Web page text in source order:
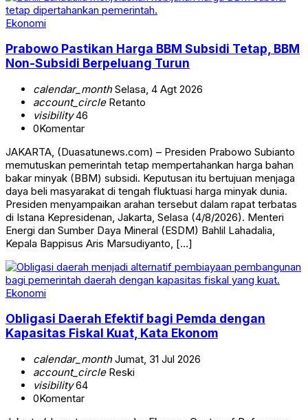
Ekonomi
Prabowo Pastikan Harga BBM Subsidi Tetap, BBM
Non-Subsidi Berpeluang Turun
calendar_monthSelasa, 4 Agt 2026
account_circleRetanto
visibility46
0Komentar
JAKARTA, (Duasatunews.com) – Presiden Prabowo Subianto
memutuskan pemerintah tetap mempertahankan harga bahan
bakar minyak (BBM) subsidi. Keputusan itu bertujuan menjaga
daya beli masyarakat di tengah fluktuasi harga minyak dunia.
Presiden menyampaikan arahan tersebut dalam rapat terbatas
di Istana Kepresidenan, Jakarta, Selasa (4/8/2026). Menteri
Energi dan Sumber Daya Mineral (ESDM) Bahlil Lahadalia,
Kepala Bappisus Aris Marsudiyanto, […]
Ekonomi
Obligasi Daerah Efektif bagi Pemda dengan
Kapasitas Fiskal Kuat, Kata Ekonom
calendar_monthJumat, 31 Jul 2026
account_circleReski
visibility64
0Komentar